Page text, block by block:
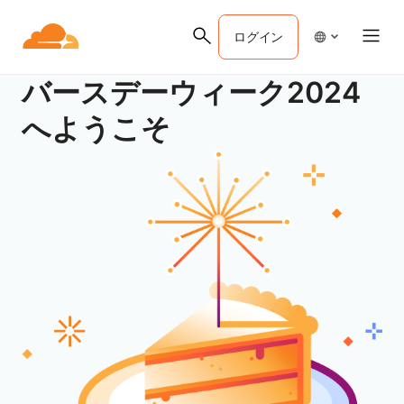
ログイン
バースデーウィーク2024
へようこそ